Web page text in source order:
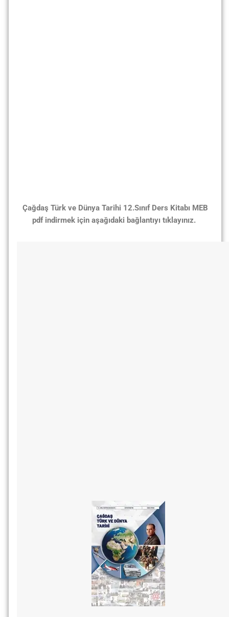
Çağdaş Türk ve Dünya Tarihi 12.Sınıf Ders Kitabı MEB
pdf indirmek için aşağıdaki bağlantıyı tıklayınız.